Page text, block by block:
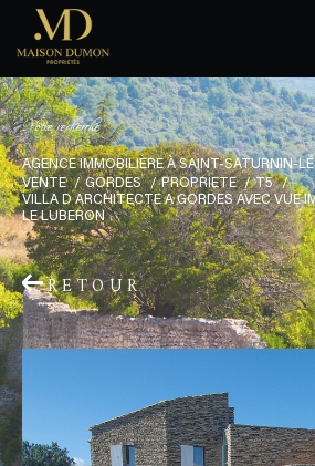
Votrerecherche
AGENCE IMMOBILIÈRE À SAINT-SATURNIN-
VENTE
GORDES PROPRIETE
T5
VILLA D ARCHITECTE A GORDES AVEC VUE
LE LUBERON
RETOUR